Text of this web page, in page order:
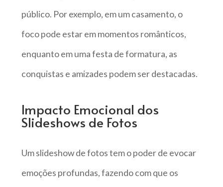
público. Por exemplo, em um casamento, o
foco pode estar em momentos românticos,
enquanto em uma festa de formatura, as
conquistas e amizades podem ser destacadas.
Impacto Emocional dos
Slideshows de Fotos
Um slideshow de fotos tem o poder de evocar
emoções profundas, fazendo com que os